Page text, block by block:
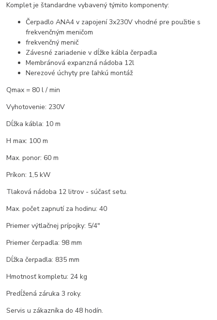
Komplet je štandardne vybavený týmito komponenty:
Čerpadlo ANA4 v zapojení 3x230V vhodné pre použitie s
frekvenčným meničom
frekvenčný menič
Závesné zariadenie v dĺžke kábla čerpadla
Membránová expanzná nádoba 12l
Nerezové úchyty pre ľahkú montáž
Qmax = 80 l / min
Vyhotovenie: 230V
Dĺžka kábla: 10 m
H max: 100 m
Max. ponor: 60 m
Príkon: 1,5 kW
Tlaková nádoba 12 litrov - súčasť setu.
Max. počet zapnutí za hodinu: 40
Priemer výtlačnej prípojky: 5/4"
Priemer čerpadla: 98 mm
Dĺžka čerpadla: 835 mm
Hmotnosť kompletu: 24 kg
Predĺžená záruka 3 roky.
Servis u zákazníka do 48 hodín.